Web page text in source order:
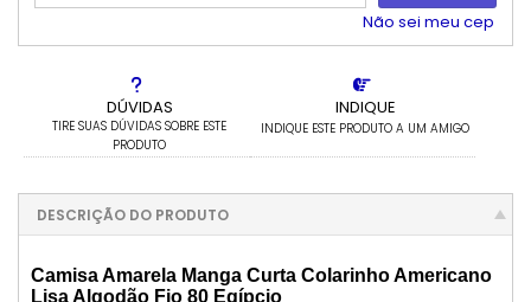
DÚVIDAS
TIRE SUAS DÚVIDAS SOBRE ESTE
PRODUTO
INDIQUE
INDIQUE ESTE PRODUTO A UM AMIGO
5x com juros de R$ 148,91
6x com juros de R$ 125,86
11x com juros de R$ 73,49
12x com juros de R$ 68,26
Não sei meu cep
DESCRIÇÃO DO PRODUTO
Camisa Amarela Manga Curta Colarinho Americano
Lisa Algodão Fio 80 Egípcio